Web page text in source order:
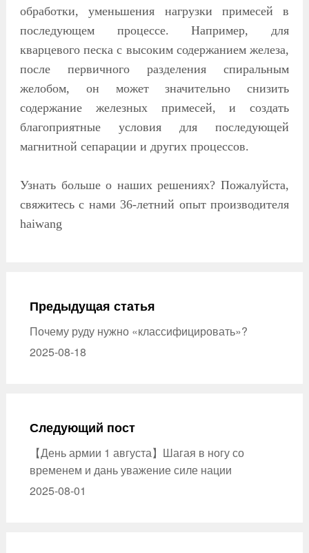
обработки, уменьшения нагрузки примесей в
последующем процессе. Например, для
кварцевого песка с высоким содержанием железа,
после первичного разделения спиральным
желобом, он может значительно снизить
содержание железных примесей, и создать
благоприятные условия для последующей
магнитной сепарации и других процессов.
Узнать больше о наших решениях? Пожалуйста,
свяжитесь с нами 36-летний опыт производителя
haiwang
Предыдущая статья
Почему руду нужно «классифицировать»?
2025-08-18
Следующий пост
【День армии 1 августа】Шагая в ногу со
временем и дань уважение силе нации
2025-08-01